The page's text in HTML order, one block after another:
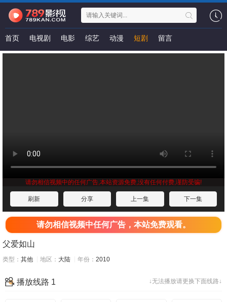
首页 电视剧 电影 综艺 动漫 短剧 留言
请勿相信视频中的任何广告,本站资源免费,没有任何付费,谨防受骗!
刷新 分享 上一集 下一集
请勿相信视频中任何广告，本站免费观看。
父爱如山
类型： 其他 地区： 大陆 年份： 2010
↓无法播放请更换下面线路↓
播放线路 1